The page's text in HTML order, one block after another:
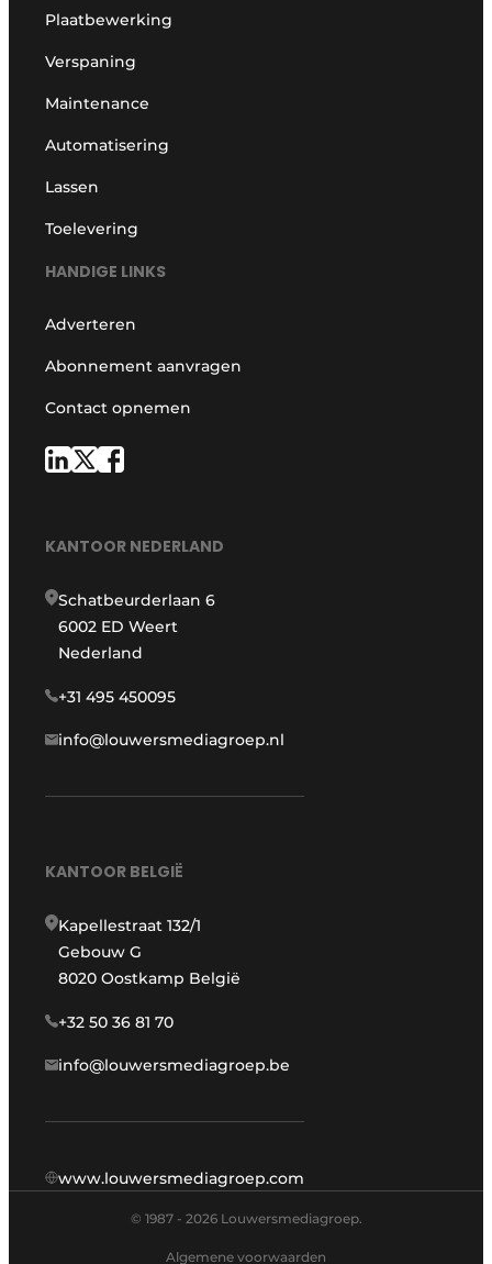
Plaatbewerking
Verspaning
Maintenance
Automatisering
Lassen
Toelevering
HANDIGE LINKS
Adverteren
Abonnement aanvragen
Contact opnemen
KANTOOR NEDERLAND
Schatbeurderlaan 6
6002 ED Weert
Nederland
+31 495 450095
info@louwersmediagroep.nl
KANTOOR BELGIË
Kapellestraat 132/1
Gebouw G
8020 Oostkamp België
+32 50 36 81 70
info@louwersmediagroep.be
www.louwersmediagroep.com
© 1987 - 2026 Louwersmediagroep.
Algemene voorwaarden